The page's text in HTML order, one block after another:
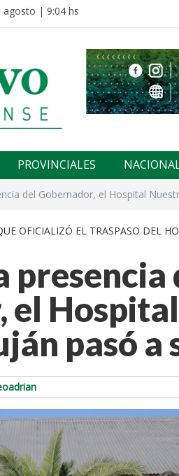
agosto | 9:04 hs
PROVINCIALES
del Gobernador, el Hospital
OFICIALIZÓ EL TRASPASO DEL
presencia
el
pasó